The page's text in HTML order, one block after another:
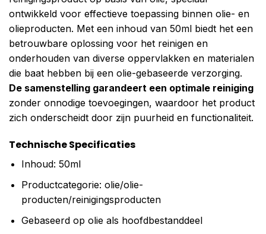
ontwikkeld voor effectieve toepassing binnen olie- en
olieproducten. Met een inhoud van 50ml biedt het een
betrouwbare oplossing voor het reinigen en
onderhouden van diverse oppervlakken en materialen
die baat hebben bij een olie-gebaseerde verzorging.
De samenstelling garandeert een optimale reiniging
zonder onnodige toevoegingen, waardoor het product
zich onderscheidt door zijn puurheid en functionaliteit.
Technische Specificaties
Inhoud: 50ml
Productcategorie: olie/olie-
producten/reinigingsproducten
Gebaseerd op olie als hoofdbestanddeel